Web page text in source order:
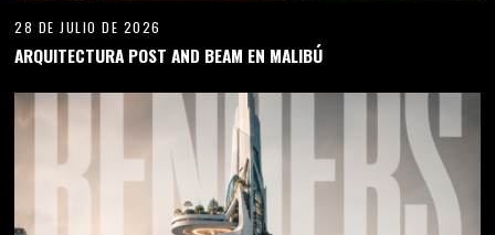
28 DE JULIO DE 2026
ARQUITECTURA POST AND BEAM EN MALIBÚ